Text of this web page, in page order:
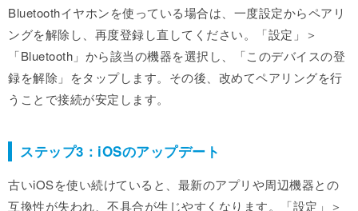
Bluetoothイヤホンを使っている場合は、一度設定からペアリ
ングを解除し、再度登録し直してください。「設定」＞
「Bluetooth」から該当の機器を選択し、「このデバイスの登
録を解除」をタップします。その後、改めてペアリングを行
うことで接続が安定します。
ステップ3：iOSのアップデート
古いiOSを使い続けていると、最新のアプリや周辺機器との
互換性が失われ、不具合が生じやすくなります。「設定」＞